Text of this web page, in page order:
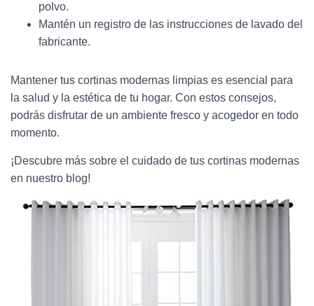
polvo.
Mantén un registro de las instrucciones de lavado del
fabricante.
Mantener tus cortinas modernas limpias es esencial para
la salud y la estética de tu hogar. Con estos consejos,
podrás disfrutar de un ambiente fresco y acogedor en todo
momento.
¡Descubre más sobre el cuidado de tus cortinas modernas
en nuestro blog!